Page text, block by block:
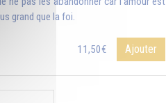
grand que la foi.
11,50€ Ajouter